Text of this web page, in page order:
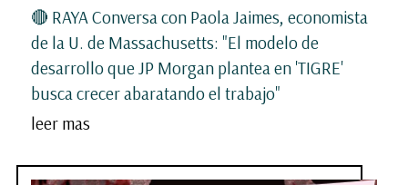
🔴 RAYA Conversa con Paola Jaimes, economista
de la U. de Massachusetts: "El modelo de
desarrollo que JP Morgan plantea en 'TIGRE'
busca crecer abaratando el trabajo"
leer mas